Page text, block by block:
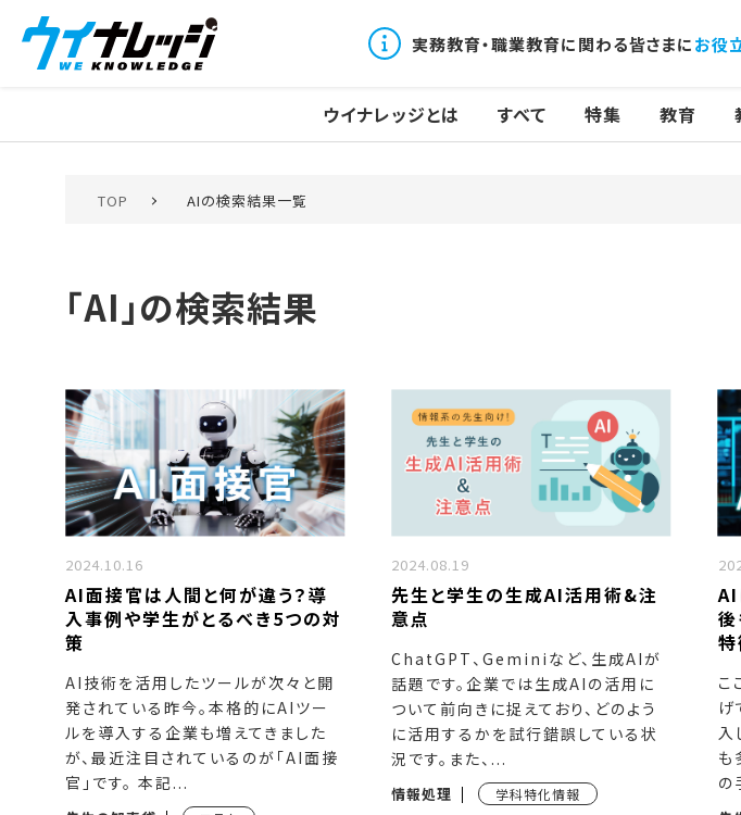
実務教育・職業教育に関わる皆さまにお役
ウイナレッジとは すべて 特集 教育
TOP AIの検索結果一覧
「AI」の検索結果
2024.10.16
AI面接官は人間と何が違う？導
入事例や学生がとるべき5つの対
策
AI技術を活用したツールが次々と開
発されている昨今。本格的にAIツー
ルを導入する企業も増えてきました
が、最近注目されているのが「AI面接
官」です。 本記...
2024.08.19
先生と学生の生成AI活用術&注
意点
ChatGPT、Geminiなど、生成AIが
話題です。企業では生成AIの活用に
ついて前向きに捉えており、どのよう
に活用するかを試行錯誤している状
況です。また、...
情報処理 学科特化情報
AI
こ
げ
入
も
の